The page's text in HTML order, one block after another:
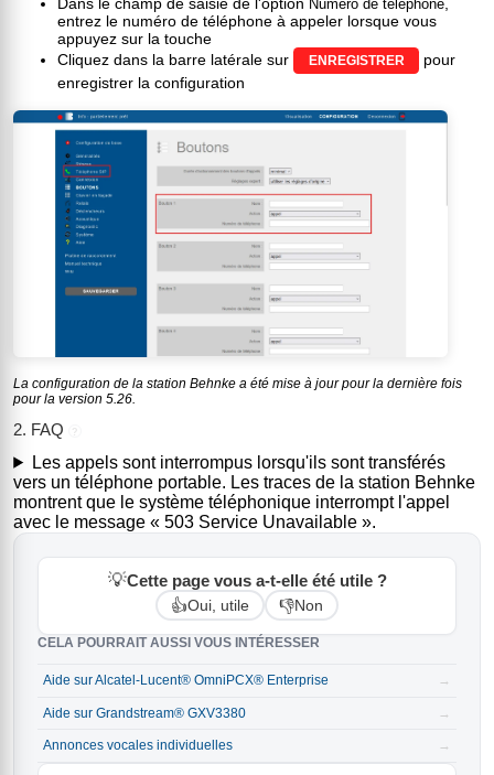
Dans le champ de saisie de l'option Numéro de téléphone,
entrez le numéro de téléphone à appeler lorsque vous
appuyez sur la touche
Cliquez dans la barre latérale sur
ENREGISTRER
pour
enregistrer la configuration
La configuration de la station Behnke a été mise à jour pour la dernière fois
pour la version 5.26.
2. FAQ
Les appels sont interrompus lorsqu'ils sont transférés
vers un téléphone portable. Les traces de la station Behnke
montrent que le système téléphonique interrompt l'appel
avec le message « 503 Service Unavailable ».
💡Cette page vous a-t-elle été utile ?
👍Oui, utile 👎Non
CELA POURRAIT AUSSI VOUS INTÉRESSER
Aide sur Alcatel-Lucent® OmniPCX® Enterprise →
Aide sur Grandstream® GXV3380 →
Annonces vocales individuelles →